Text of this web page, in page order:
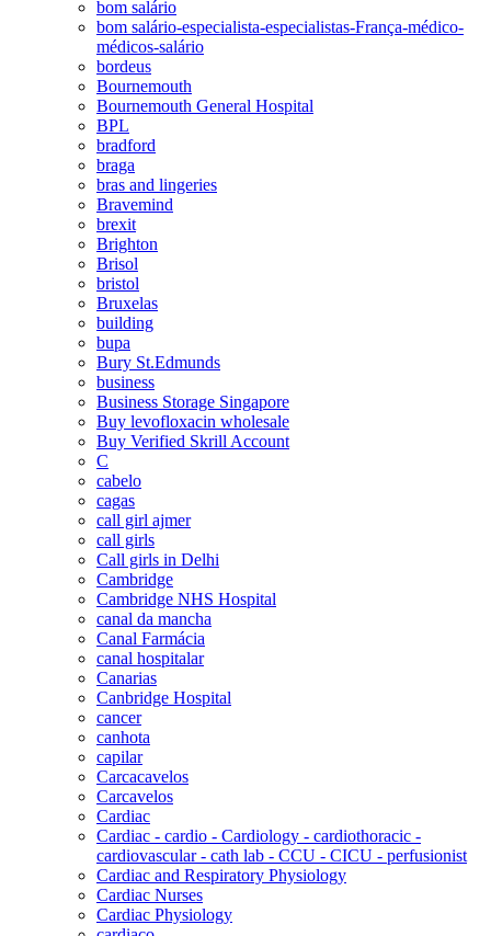
bom salário
bom salário-especialista-especialistas-França-médico-
médicos-salário
bordeus
Bournemouth
Bournemouth General Hospital
BPL
bradford
braga
bras and lingeries
Bravemind
brexit
Brighton
Brisol
bristol
Bruxelas
building
bupa
Bury St.Edmunds
business
Business Storage Singapore
Buy levofloxacin wholesale
Buy Verified Skrill Account
C
cabelo
cagas
call girl ajmer
call girls
Call girls in Delhi
Cambridge
Cambridge NHS Hospital
canal da mancha
Canal Farmácia
canal hospitalar
Canarias
Canbridge Hospital
cancer
canhota
capilar
Carcacavelos
Carcavelos
Cardiac
Cardiac - cardio - Cardiology - cardiothoracic -
cardiovascular - cath lab - CCU - CICU - perfusionist
Cardiac and Respiratory Physiology
Cardiac Nurses
Cardiac Physiology